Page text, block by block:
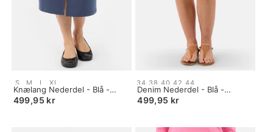
Knælang Nederdel - Blå -
Bindebånd
499,95 kr
Size:
S
selected
S M L XL
Denim Nederdel - Blå -
Broderidetalje
499,95 kr
Size:
34
selected
34 38 40 42 44